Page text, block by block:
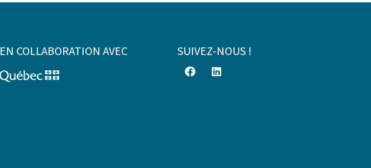
EN COLLABORATION AVEC SUIVEZ-NOUS !